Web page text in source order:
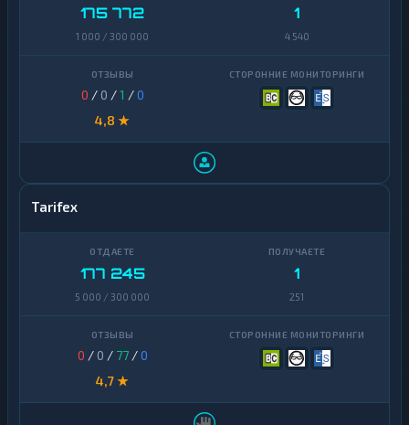
175 772
1 000 / 300 000
1
4 540
0 / 0 /1 /0
4,8 ★
Tarifex
177 245
5 000 / 300 000
1
251
0 / 0 / 77/0
4,7 ★